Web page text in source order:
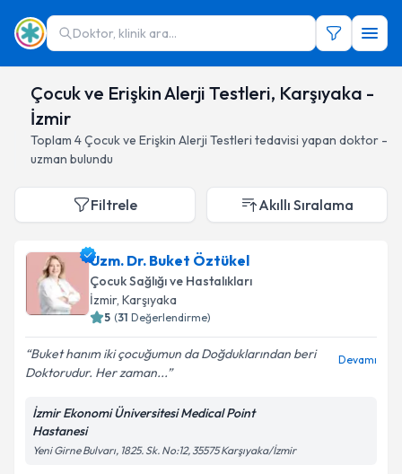
Doktor, klinik ara...
Çocuk ve Erişkin Alerji Testleri, Karşıyaka -
İzmir
Toplam 4Çocuk ve Erişkin Alerji Testleri tedavisi yapan doktor -
uzman bulundu
Filtrele Akıllı Sıralama
Uzm. Dr. Buket Öztükel
Çocuk Sağlığı ve Hastalıkları
İzmir, Karşıyaka
5 (31 Değerlendirme)
Buket hanım iki çocuğumun da Doğduklarından beri
Doktorudur. Her zaman...
Devamı
İzmir Ekonomi Üniversitesi Medical Point
Hastanesi
Yeni Girne Bulvarı, 1825. Sk. No:12, 35575 Karşıyaka/İzmir